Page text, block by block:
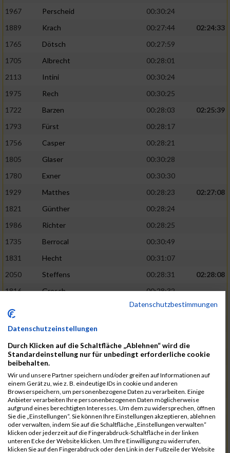
1967
Perscheid
00:30:24
1889
Krach 00:27:44
02:24:33
1765
Dötsch
00:27:59
1705
Albrecht
00:28:01
2113
Intini
00:30:24
1975
Rech
00:30:25
1722
Barzen 00:28:03
02:25:39
1793
Fürst
00:28:17
1756
Casper
00:28:21
1805
Glaser
00:30:28
1780
Exner
00:30:30
1929
Matthes 00:28:23
02:27:08
1821
Günther
00:28:24
1986
Richter
00:28:25
1735
Berrocal
00:30:49
1831
Hecht
00:31:07
2050
Steffens 00:28:31
02:28:08
1816
Gresch
00:28:32
1933
00:28:33
1865
Kasper 00:28:34
02:28:33
2073
Voß
00:28:34
1976
Rech
00:28:37
1856
Johann
00:31:23
1928
Martini
00:31:25
1944
Mrsic 00:28:40
02:29:00
Datenschutzbestimmungen
Datenschutzeinstellungen
Durch Klicken auf die Schaltfläche „Ablehnen“ wird die
Standardeinstellung nur für unbedingt erforderliche cookie
beibehalten.
Wir und unsere Partner speichern und/oder greifen auf Informationen auf
einem Gerät zu, wie z. B. eindeutige IDs in cookie und anderen
Browserspeichern, um personenbezogene Daten zu verarbeiten. Einige
Anbieter verarbeiten Ihre personenbezogenen Daten möglicherweise
aufgrund eines berechtigten Interesses. Um dem zu widersprechen, öffnen
Sie die „Einstellungen“. Sie können Ihre Einstellungen akzeptieren, ablehnen
oder verwalten, indem Sie auf die Schaltfläche „Einstellungen verwalten“
klicken oder jederzeit auf die Fingerabdruck-Schaltfläche in der linken
unteren Ecke der Website klicken. Um Ihre Einwilligung zu widerrufen,
klicken Sie auf den Fingerabdruck oder den Link in der Fußzeile der Website